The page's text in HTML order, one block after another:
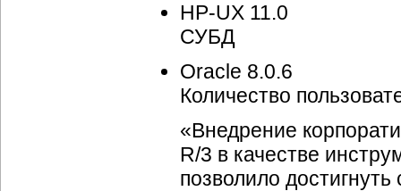
HP-UX 11.0
СУБД
Oracle 8.0.6
Количество
«Внедрение
R/3 в качестве
позволило